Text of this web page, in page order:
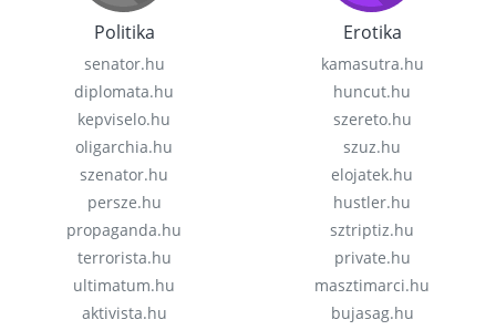
Politika
senator.hu
diplomata.hu
kepviselo.hu
oligarchia.hu
szenator.hu
persze.hu
propaganda.hu
terrorista.hu
ultimatum.hu
aktivista.hu
Erotika
kamasutra.hu
huncut.hu
szereto.hu
szuz.hu
elojatek.hu
hustler.hu
sztriptiz.hu
private.hu
masztimarci.hu
bujasag.hu